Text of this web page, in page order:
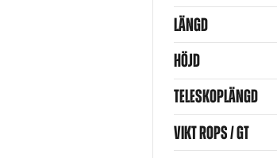
LÄNGD
HÖJD
TELESKOPLÄNGD
VIKT ROPS / GT